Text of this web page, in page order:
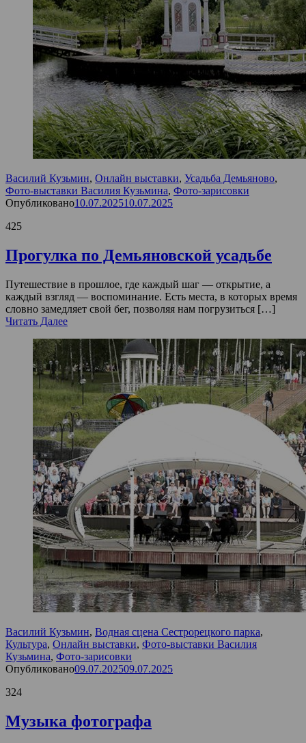
Василий Кузьмин, Онлайн выставки, Усадьба Демьяново,
Фото-выставки Василия Кузьмина, Фото-зарисовки
Опубликовано10.07.202510.07.2025
425
Прогулка по Демьяновской усадьбе
Путешествие в прошлое, где каждый шаг — открытие, а
каждый взгляд — воспоминание. Есть места, в которых время
словно замедляет свой бег, позволяя нам погрузиться […]
Читать Далее
Василий Кузьмин, Водная сцена Сестрорецкого парка,
Культура, Онлайн выставки, Фото-выставки Василия
Кузьмина, Фото-зарисовки
Опубликовано09.07.202509.07.2025
324
Музыка фотографа